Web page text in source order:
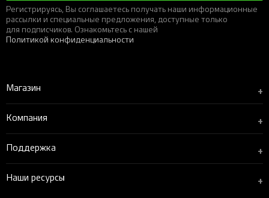
Регистрируясь, Вы соглашаетесь получать наши информационные
рассылки и специальные предложения, доступные только
для подписчиков. Ознакомьтесь с нашей
Политикой конфиденциальности
Магазин +
Компания +
Поддержка +
Наши ресурсы +